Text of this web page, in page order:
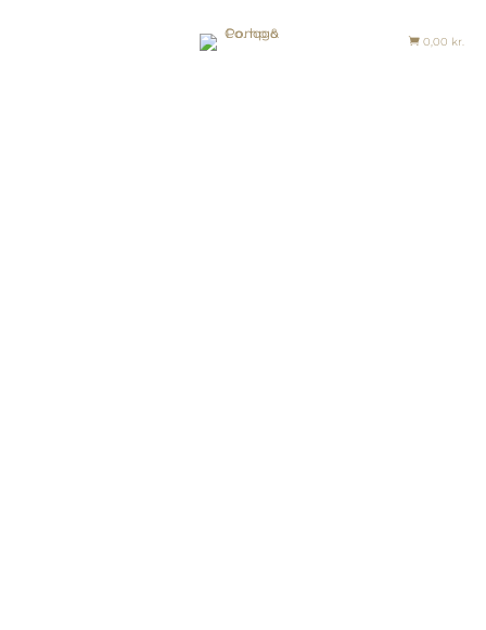
 0,00 kr.